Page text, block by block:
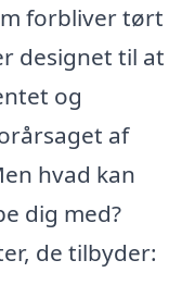
forbliver tørt
designet til at
og
af
hvad kan
dig med?
de tilbyder: